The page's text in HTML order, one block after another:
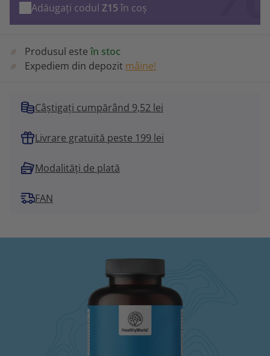
Adăugați codul Z15 în coș
Produsul esteîn stoc
Expediem din depozit mâine!
Câștigați cumpărând 9,52 lei
Livrare gratuită peste 199 lei
Modalități de plată
FAN